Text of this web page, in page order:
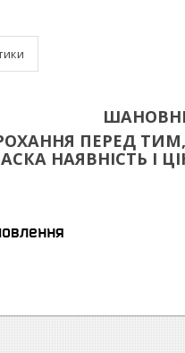
ПЕРЕД
НАЯВНІСТЬ І